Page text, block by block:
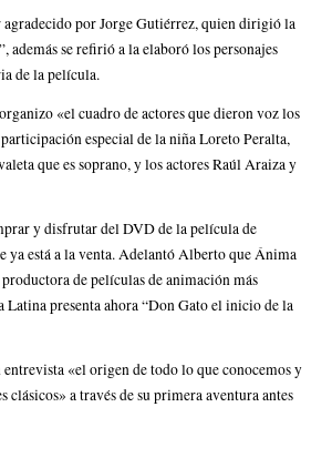
por Jorge Gutiérrez, quien dirigió la
además se refirió a la elaboró los personajes
de la película.
«el cuadro de actores que dieron voz los
especial de la niña Loreto Peralta,
que es soprano, y los actores Raúl Araiza y
y disfrutar del DVD de la película de
ya está a la venta. Adelantó Alberto que Ánima
productora de películas de animación más
presenta ahora “Don Gato el inicio de la
«el origen de todo lo que conocemos y
clásicos» a través de su primera aventura antes